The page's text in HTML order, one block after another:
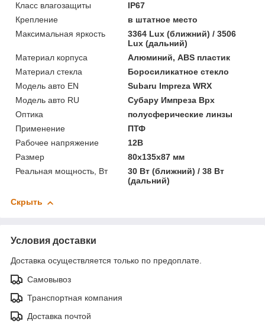
Класс влагозащиты
IP67
Крепление
в штатное место
Максимальная яркость
3364 Lux (ближний) / 3506
Lux (дальний)
Материал корпуса
Алюминий, ABS пластик
Материал стекла
Боросиликатное стекло
Модель авто EN
Subaru Impreza WRX
Модель авто RU
Субару Импреза Врх
Оптика
полусферические линзы
Применение
ПТФ
Рабочее напряжение
12В
Размер
80x135x87 мм
Реальная мощность, Вт
30 Вт (ближний) / 38 Вт
(дальний)
Скрыть
Условия доставки
Доставка осуществляется только по предоплате.
Самовывоз
Транспортная компания
Доставка почтой